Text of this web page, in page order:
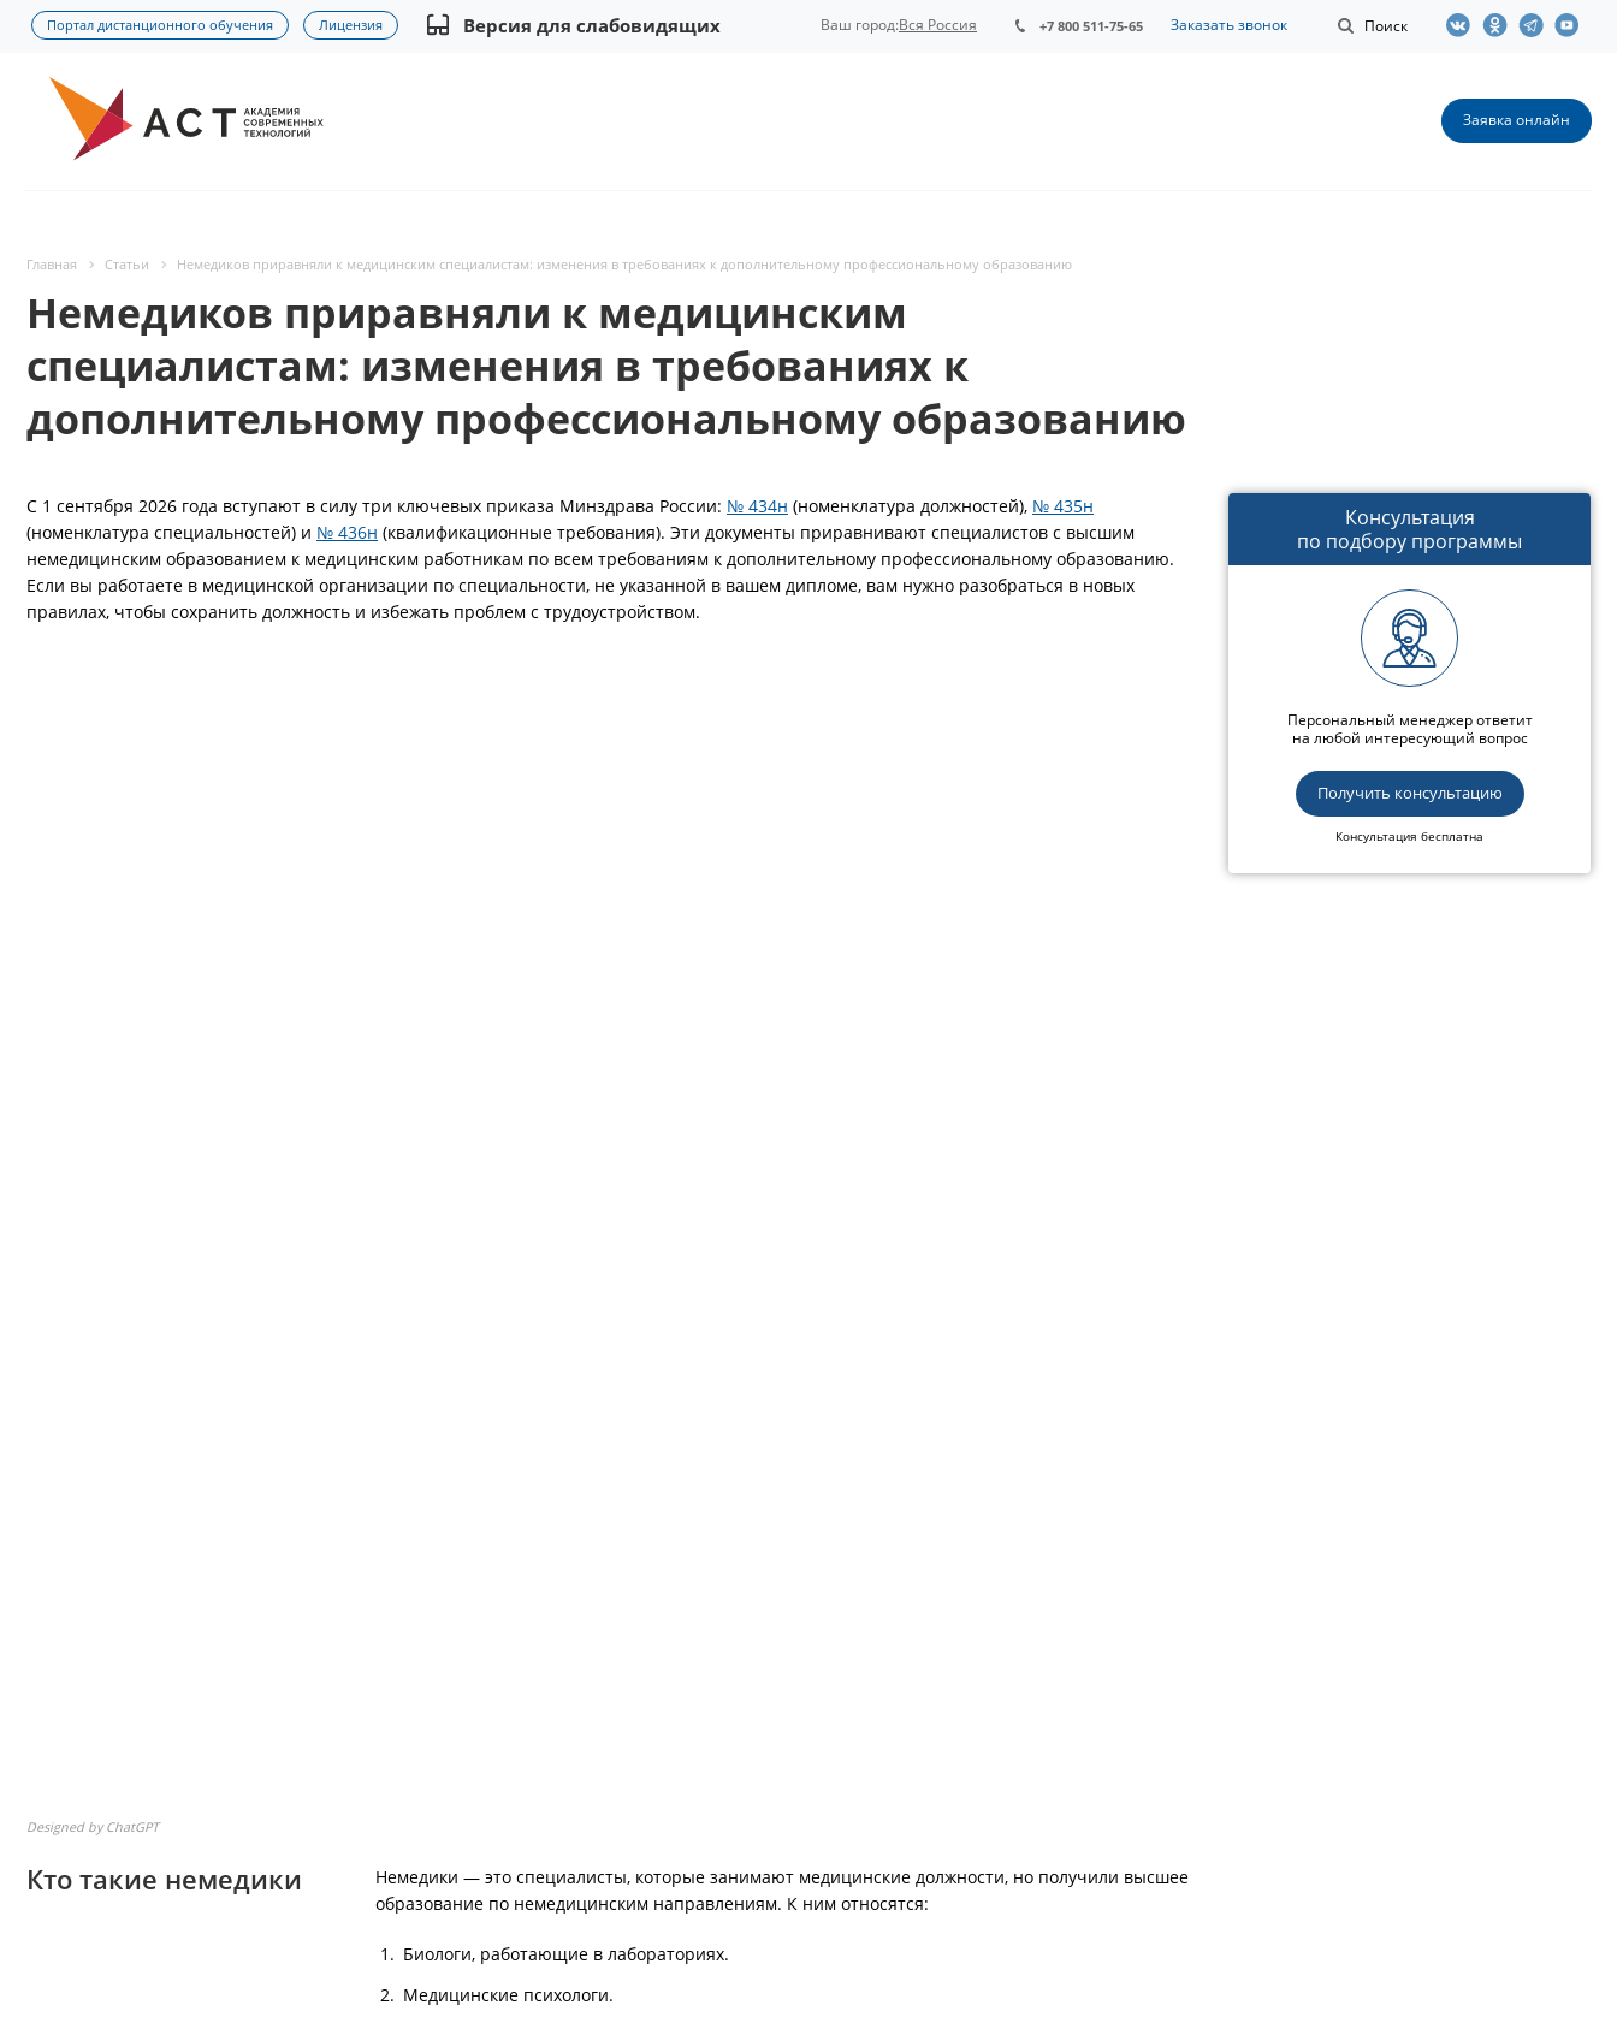
Портал дистанционного обучения Лицензия Версия для слабовидящих Поиск
+7 800 511-75-65 Заказать звонок
Ваш город:Вся Россия
Заявка онлайн
Главная Статьи Немедиков приравняли к медицинским специалистам: изменения в требованиях к дополнительному профессиональному образованию
Немедиков приравняли к медицинским
специалистам: изменения в требованиях к
дополнительному профессиональному образованию
С 1 сентября 2026 года вступают в силу три ключевых приказа Минздрава России: № 434н (номенклатура должностей), № 435н
(номенклатура специальностей) и № 436н (квалификационные требования). Эти документы приравнивают специалистов с высшим
немедицинским образованием к медицинским работникам по всем требованиям к дополнительному профессиональному образованию.
Если вы работаете в медицинской организации по специальности, не указанной в вашем дипломе, вам нужно разобраться в новых
правилах, чтобы сохранить должность и избежать проблем с трудоустройством.
Designed by ChatGPT
Кто такие немедики
Немедики — это специалисты, которые занимают медицинские должности, но получили высшее
образование по немедицинским направлениям. К ним относятся:
Биологи, работающие в лабораториях.
Медицинские психологи.
Консультация
по подбору программы
Персональный менеджер ответит
на любой интересующий вопрос
Получить консультацию
Консультация бесплатна